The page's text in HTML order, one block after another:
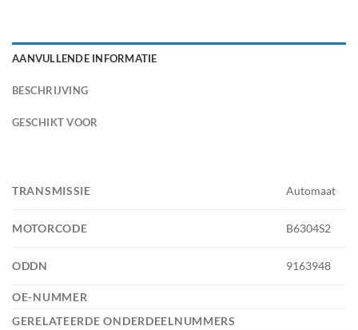
AANVULLENDE INFORMATIE
BESCHRIJVING
GESCHIKT VOOR
TRANSMISSIE Automaat
MOTORCODE B6304S2
ODDN 9163948
OE-NUMMER
GERELATEERDE ONDERDEELNUMMERS